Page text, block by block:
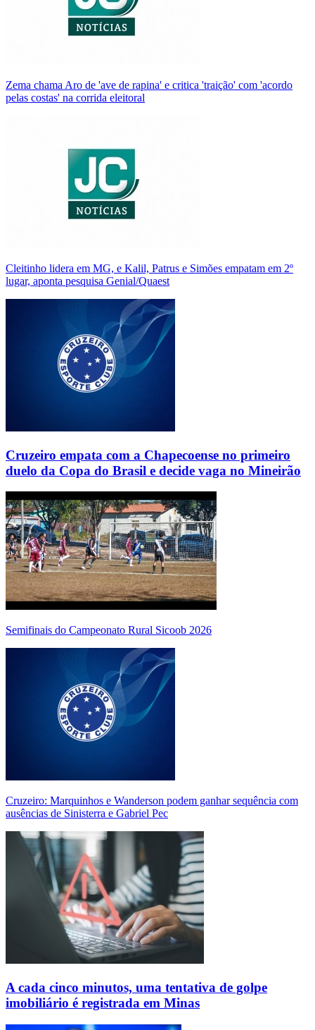
Zema chama Aro de 'ave de rapina' e critica 'traição' com 'acordo
pelas costas' na corrida eleitoral
Cleitinho lidera em MG, e Kalil, Patrus e Simões empatam em 2º
lugar, aponta pesquisa Genial/Quaest
Cruzeiro empata com a Chapecoense no primeiro
duelo da Copa do Brasil e decide vaga no Mineirão
Semifinais do Campeonato Rural Sicoob 2026
Cruzeiro: Marquinhos e Wanderson podem ganhar sequência com
ausências de Sinisterra e Gabriel Pec
A cada cinco minutos, uma tentativa de golpe
imobiliário é registrada em Minas